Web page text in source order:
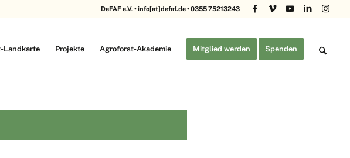
DeFAF e.V. • info[at]defaf.de • 0355 75213243
Landkarte Projekte Agroforst-Akademie Mitglied werden Spenden